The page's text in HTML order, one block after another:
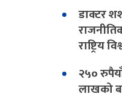
डाक्टर
राष्ट्रिय
२५०
लाखको